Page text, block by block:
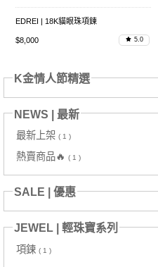
EDREI | 18K貓眼珠項鍊
$8,000 5.0
K金情人節精選
NEWS | 最新
最新上架 ( 1 )
熱賣商品🔥 ( 1 )
SALE | 優惠
JEWEL | 輕珠寶系列
項鍊 ( 1 )